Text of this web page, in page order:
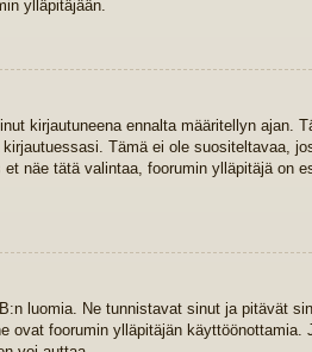
ylläpitäjään.
kirjautuneena ennalta määritellyn ajan.
kirjautuessasi. Tämä ei ole suositeltavaa,
näe tätä valintaa, foorumin ylläpitäjä on
luomia. Ne tunnistavat sinut ja pitävät
ovat foorumin ylläpitäjän käyttöönottamia.